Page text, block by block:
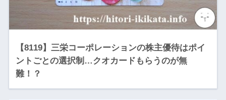
【8119】三栄コーポレーションの株主優待はポイ
ントごとの選択制…クオカードもらうのが無
難！？